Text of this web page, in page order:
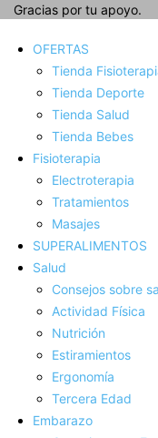
Gracias por tu apoyo.
OFERTAS
Tienda
Tienda Deporte
Tienda Salud
Tienda Bebes
Fisioterapia
Electroterapia
Tratamientos
Masajes
SUPERALIMENTOS
Salud
Consejos sobre
Actividad Fí­sica
Nutrición
Estiramientos
Ergonomí­a
Tercera Edad
Embarazo